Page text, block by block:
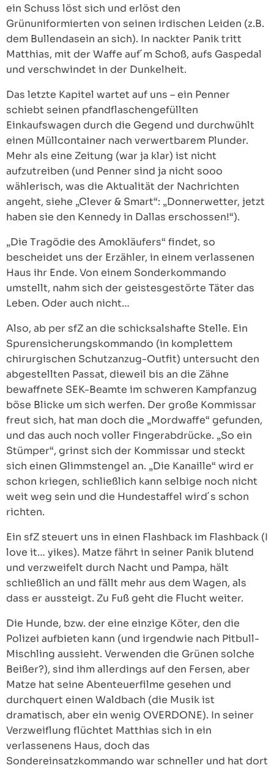
ein Schuss löst sich und erlöst den
Grünuniformierten von seinen irdischen Leiden (z.B.
dem Bullendasein an sich). In nackter Panik tritt
Matthias, mit der Waffe auf´m Schoß, aufs Gaspedal
und verschwindet in der Dunkelheit.
Das letzte Kapitel wartet auf uns – ein Penner
schiebt seinen pfandflaschengefüllten
Einkaufswagen durch die Gegend und durchwühlt
einen Müllcontainer nach verwertbarem Plunder.
Mehr als eine Zeitung (war ja klar) ist nicht
aufzutreiben (und Penner sind ja nicht sooo
wählerisch, was die Aktualität der Nachrichten
angeht, siehe „Clever & Smart“: „Donnerwetter, jetzt
haben sie den Kennedy in Dallas erschossen!“).
„Die Tragödie des Amokläufers“ findet, so
bescheidet uns der Erzähler, in einem verlassenen
Haus ihr Ende. Von einem Sonderkommando
umstellt, nahm sich der geistesgestörte Täter das
Leben. Oder auch nicht…
Also, ab per sfZ an die schicksalshafte Stelle. Ein
Spurensicherungskommando (in komplettem
chirurgischen Schutzanzug-Outfit) untersucht den
abgestellten Passat, dieweil bis an die Zähne
bewaffnete SEK-Beamte im schweren Kampfanzug
böse Blicke um sich werfen. Der große Kommissar
freut sich, hat man doch die „Mordwaffe“ gefunden,
und das auch noch voller Fingerabdrücke. „So ein
Stümper“, grinst sich der Kommissar und steckt
sich einen Glimmstengel an. „Die Kanaille“ wird er
schon kriegen, schließlich kann selbige noch nicht
weit weg sein und die Hundestaffel wird´s schon
richten.
Ein sfZ steuert uns in einen Flashback im Flashback (I
love it… yikes). Matze fährt in seiner Panik blutend
und verzweifelt durch Nacht und Pampa, hält
schließlich an und fällt mehr aus dem Wagen, als
dass er aussteigt. Zu Fuß geht die Flucht weiter.
Die Hunde, bzw. der eine einzige Köter, den die
Polizei aufbieten kann (und irgendwie nach Pitbull-
Mischling aussieht. Verwenden die Grünen solche
Beißer?), sind ihm allerdings auf den Fersen, aber
Matze hat seine Abenteuerfilme gesehen und
durchquert einen Waldbach (die Musik ist
dramatisch, aber ein wenig OVERDONE). In seiner
Verzweiflung flüchtet Matthias sich in ein
verlassenens Haus, doch das
Sondereinsatzkommando war schneller und hat dort